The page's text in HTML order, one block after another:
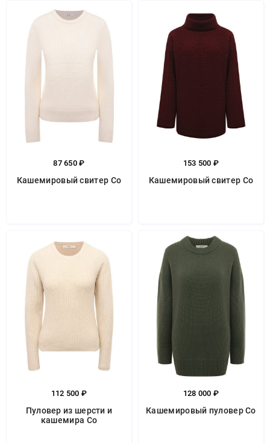
87 650 ₽
Кашемировый свитер Co
153 500 ₽
Кашемировый свитер Co
112 500 ₽
Пуловер из шерсти и
кашемира Co
128 000 ₽
Кашемировый пуловер Co